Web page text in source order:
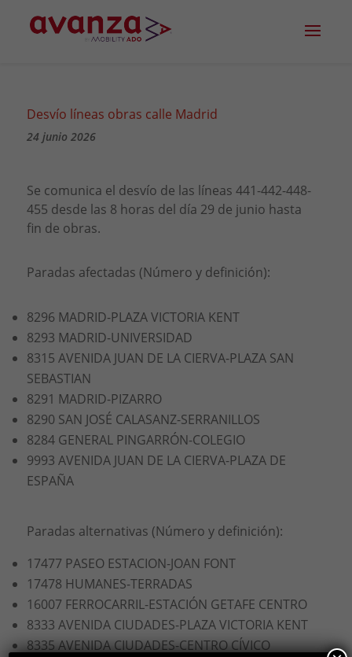
Desvío líneas obras calle Madrid
24 junio 2026
Se comunica el desvío de las líneas 441-442-448-
455 desde las 8 horas del día 29 de junio hasta
fin de obras.
Paradas afectadas (Número y definición):
8296 MADRID-PLAZA VICTORIA KENT
8293 MADRID-UNIVERSIDAD
8315 AVENIDA JUAN DE LA CIERVA-PLAZA SAN
SEBASTIAN
8291 MADRID-PIZARRO
8290 SAN JOSÉ CALASANZ-SERRANILLOS
8284 GENERAL PINGARRÓN-COLEGIO
9993 AVENIDA JUAN DE LA CIERVA-PLAZA DE
ESPAÑA
Paradas alternativas (Número y definición):
17477 PASEO ESTACION-JOAN FONT
17478 HUMANES-TERRADAS
16007 FERROCARRIL-ESTACIÓN GETAFE CENTRO
8333 AVENIDA CIUDADES-PLAZA VICTORIA KENT
8335 AVENIDA CIUDADES-CENTRO CÍVICO